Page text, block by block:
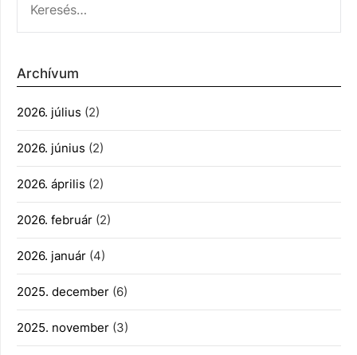
Archívum
2026. július (2)
2026. június (2)
2026. április (2)
2026. február (2)
2026. január (4)
2025. december (6)
2025. november (3)